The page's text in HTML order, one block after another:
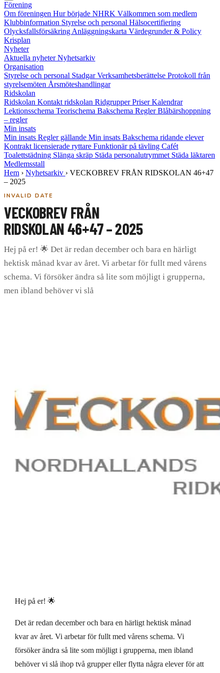
Förening
Om föreningen Hur började NHRK Välkommen som medlem
Klubbinformation Styrelse och personal Hälsocertifiering
Olycksfallsförsäkring Anläggningskarta Värdegrunder & Policy
Krisplan
Nyheter
Aktuella nyheterNyhetsarkiv
Organisation
Styrelse och personal StadgarVerksamhetsberättelse Protokoll från
styrelsemöten Årsmöteshandlingar
Ridskolan
Ridskolan Kontakt ridskolan RidgrupperPriserKalendrar
Lektionsschema Teorischema Bakschema ReglerBlåbärshoppning
– regler
Min insats
Min insats Regler gällande Min insats Bakschema ridande elever
Kontrakt licensierade ryttare Funktionär på tävling Cafét
Toalettstädning Slänga skräp Städa personalutrymmet Städa läktaren
Medlemsstall
Hem › Nyhetsarkiv › VECKOBREV FRÅN RIDSKOLAN 46+47
– 2025
INVALID DATE
VECKOBREV FRÅN
RIDSKOLAN 46+47 – 2025
Hej på er! 🌟 Det är redan december och bara en härligt
hektisk månad kvar av året. Vi arbetar för fullt med vårens
schema. Vi försöker ändra så lite som möjligt i grupperna,
men ibland behöver vi slå
Hej på er! 🌟
Det är redan december och bara en härligt hektisk månad
kvar av året. Vi arbetar för fullt med vårens schema. Vi
försöker ändra så lite som möjligt i grupperna, men ibland
behöver vi slå ihop två grupper eller flytta några elever för att